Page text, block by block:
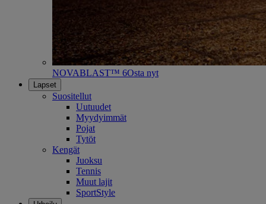
NOVABLAST™ 6Osta nyt
Lapset
Suositellut
Uutuudet
Myydyimmät
Pojat
Tytöt
Kengät
Juoksu
Tennis
Muut lajit
SportStyle